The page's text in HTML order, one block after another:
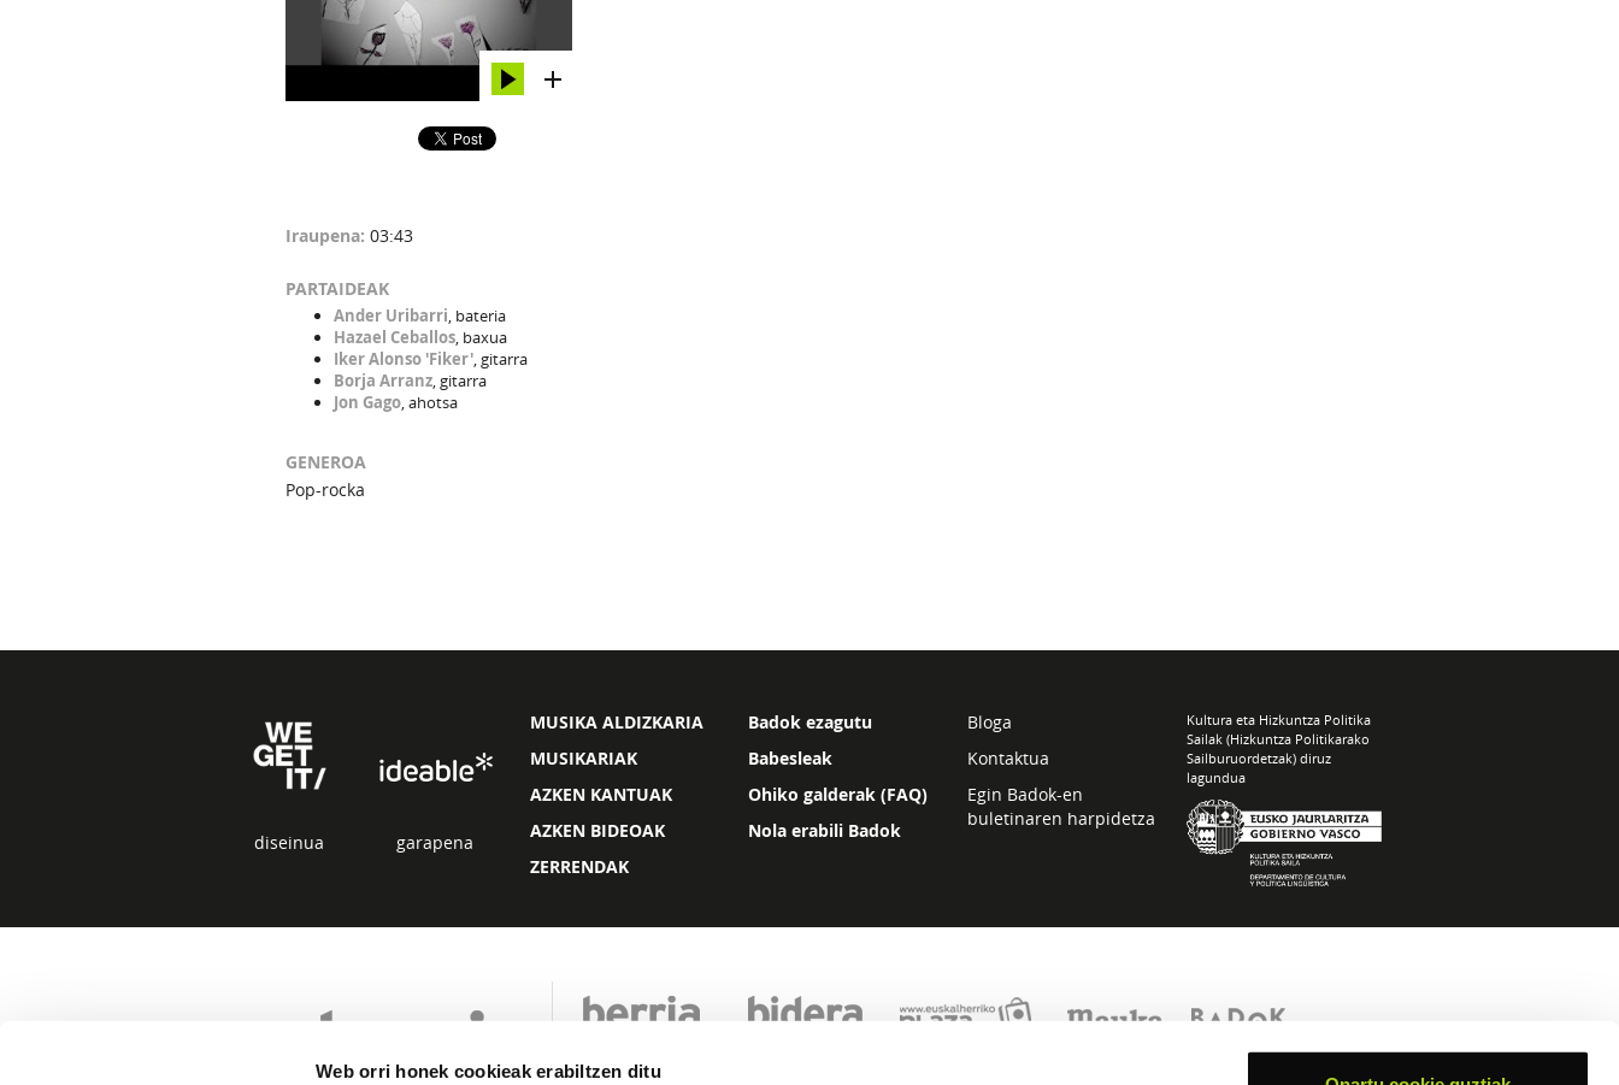
Web orri honek cookieak erabiltzen ditu
Iraupena: 03:43
PARTAIDEAK
Ander Uribarri, bateria
Hazael Ceballos, baxua
Iker Alonso 'Fiker', gitarra
Borja Arranz, gitarra
Jon Gago, ahotsa
GENEROA
Pop-rocka
diseinua garapena
MUSIKA ALDIZKARIA
MUSIKARIAK
AZKEN KANTUAK
AZKEN BIDEOAK
ZERRENDAK
Badok ezagutu
Babesleak
Ohiko galderak (FAQ)
Nola erabili Badok
Bloga
Kontaktua
Egin Badok-en
buletinaren harpidetza
Kultura eta Hizkuntza Politika
Sailak (Hizkuntza Politikarako
Sailburuordetzak) diruz
lagundua